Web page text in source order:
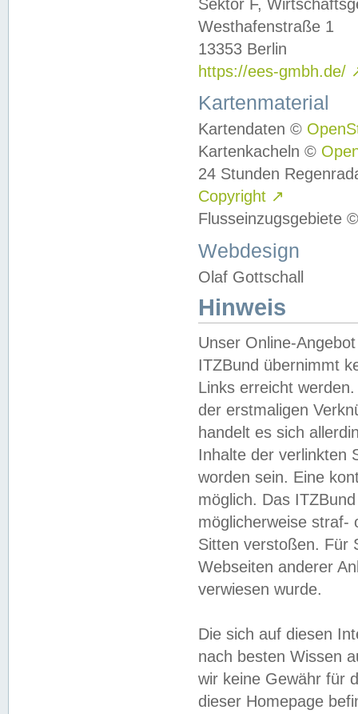
Sektor F,
Westhafenstraße 1
13353 Berlin
https://ees-gmbh.de/
Kartenmaterial
Kartendaten ©
Kartenkacheln ©
24 Stunden
Copyright ↗
Flusseinzugsgebiete
Webdesign
Olaf Gottschall
Hinweis
Unser Online-
ITZBund übernimmt
Links erreicht
der erstmaligen
handelt es sich
Inhalte der verlinkten
worden sein. Eine
möglich. Das
möglicherweise straf-
Sitten verstoßen. Für
Webseiten anderer
verwiesen wurde.
Die sich auf diesen
nach besten Wissen
wir keine Gewähr für
dieser Homepage